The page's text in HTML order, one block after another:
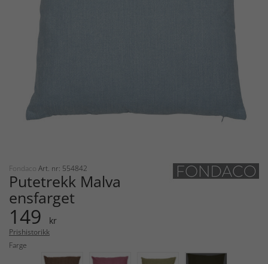
Fondaco Art. nr: 554842
Putetrekk Malva
ensfarget
149 kr
Prishistorikk
Farge